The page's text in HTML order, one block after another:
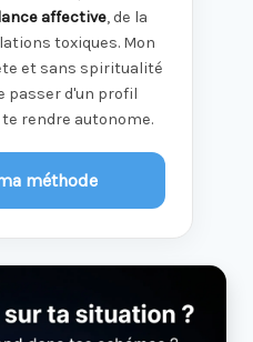
affective, de la
toxiques. Mon
et sans spiritualité
passer d'un profil
rendre autonome.
méthode